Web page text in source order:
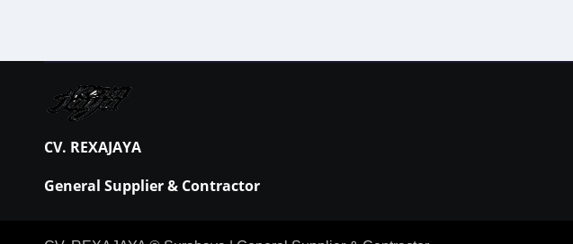
CV. REXAJAYA
General Supplier & Contractor